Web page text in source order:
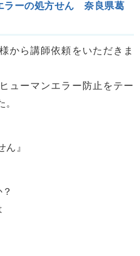
ラーの処方せん 奈良県葛
から講師依頼をいただきま
ューマンエラー防止をテー
ん』